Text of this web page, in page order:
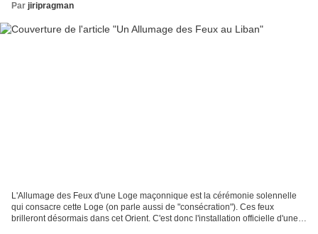
Par jiripragman
L'Allumage des Feux d'une Loge maçonnique est la cérémonie solennelle
qui consacre cette Loge (on parle aussi de "consécration"). Ces feux
brilleront désormais dans cet Orient. C'est donc l'installation officielle d'une